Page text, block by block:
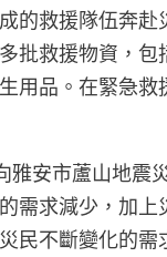
的救援隊伍奔
批救援物資，
用品。在緊急
安市蘆山地
需求減少，加
不斷變化的